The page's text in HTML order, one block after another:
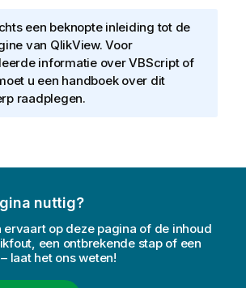
een beknopte inleiding tot de
van QlikView. Voor
informatie over VBScript of
u een handboek over dit
raadplegen.
nuttig?
ervaart op deze pagina of de inhoud
een ontbrekende stap of een
laat het ons weten!